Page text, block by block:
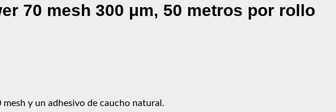
70 mesh 300 μm, 50 metros por rollo
y un adhesivo de caucho natural.